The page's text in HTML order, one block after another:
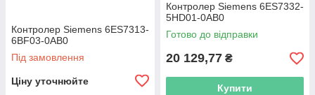
Контролер Siemens 6ES7313-
6BF03-0AB0
Під замовлення
Ціну уточнюйте
Контролер Siemens 6ES7332-
5HD01-0AB0
Готово до відправки
20 129,77 ₴
Купити